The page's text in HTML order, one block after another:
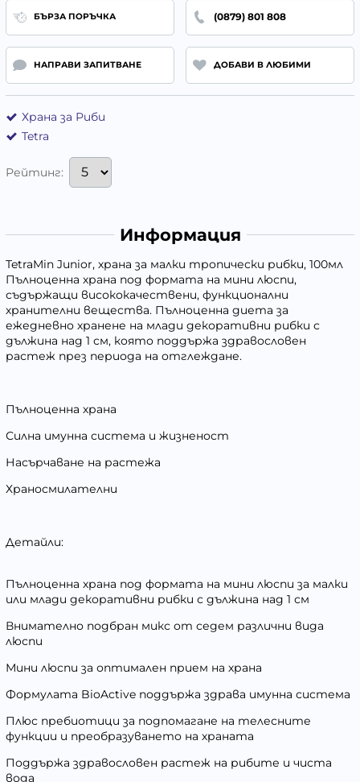
БЪРЗА ПОРЪЧКА (0879) 801 808
НАПРАВИ ЗАПИТВАНЕ ДОБАВИ В ЛЮБИМИ
Храна за Риби
Tetra
Рейтинг:
Информация
TetraMin Junior, храна за малки тропически рибки, 100мл
Пълноценна храна под формата на мини люспи,
съдържащи висококачествени, функционални
хранителни вещества. Пълноценна диета за
ежедневно хранене на млади декоративни рибки с
дължина над 1 см, която поддържа здравословен
растеж през периода на отглеждане.
Пълноценна храна
Силна имунна система и жизненост
Насърчаване на растежа
Храносмилателни
Детайли:
Пълноценна храна под формата на мини люспи за малки
или млади декоративни рибки с дължина над 1 см
Внимателно подбран микс от седем различни вида
люспи
Мини люспи за оптимален прием на храна
Формулата BioActive поддържа здрава имунна система
Плюс пребиотици за подпомагане на телесните
функции и преобразуването на храната
Поддържа здравословен растеж на рибите и чиста
вода